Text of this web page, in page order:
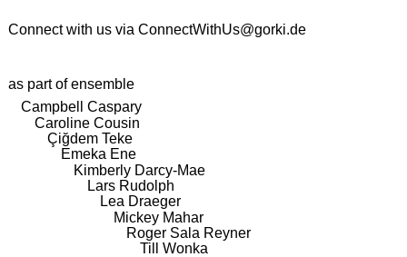
Connect with us via ConnectWithUs@gorki.de
as part of ensemble
Campbell Caspary
Caroline Cousin
Çiğdem Teke
Emeka Ene
Kimberly Darcy-Mae
Lars Rudolph
Lea Draeger
Mickey Mahar
Roger Sala Reyner
Till Wonka